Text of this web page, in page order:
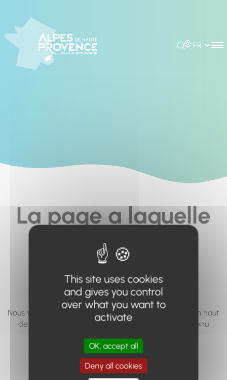
Rechercher
Choisir la
La page a laquelle
vous cherchez à
accéder n'existe
pas... ou plus.
Nous vous invitons à utiliser le moteur de recherche en haut
de page, ou à utiliser le menu pour trouver le contenu
Retour à l'accueil
This site uses cookies
and gives you control
over what you want to
activate
OK, accept all
Deny all cookies